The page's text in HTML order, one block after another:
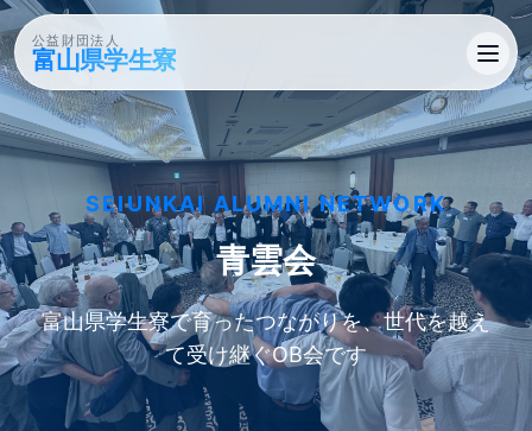
公益財団法人
富山県学生寮
SEIUNKAI ALUMNI NETWORK
青雲会
富山県学生寮で育ったつながりを、世代を越え
て受け継ぐOB会です